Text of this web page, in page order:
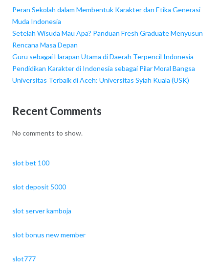
Peran Sekolah dalam Membentuk Karakter dan Etika Generasi
Muda Indonesia
Setelah Wisuda Mau Apa? Panduan Fresh Graduate Menyusun
Rencana Masa Depan
Guru sebagai Harapan Utama di Daerah Terpencil Indonesia
Pendidikan Karakter di Indonesia sebagai Pilar Moral Bangsa
Universitas Terbaik di Aceh: Universitas Syiah Kuala (USK)
Recent Comments
No comments to show.
slot bet 100
slot deposit 5000
slot server kamboja
slot bonus new member
slot777